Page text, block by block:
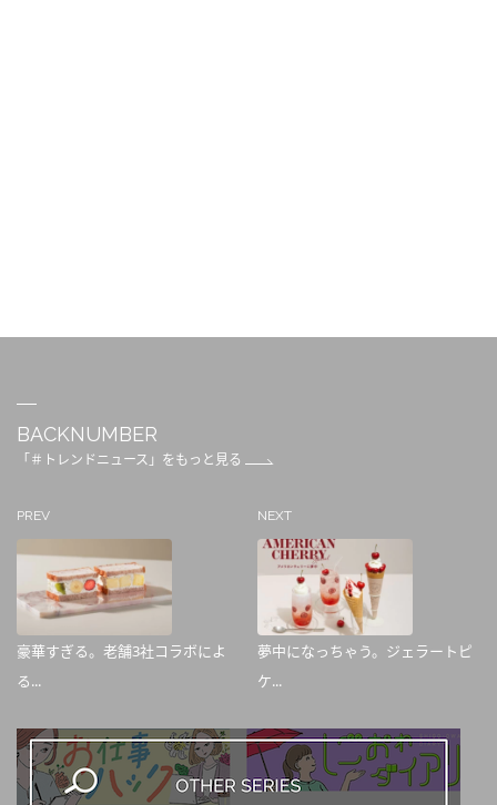
BACKNUMBER
「＃トレンドニュース」をもっと見る
PREV
豪華すぎる。老舗3社コラボによ
る...
NEXT
夢中になっちゃう。ジェラートピ
ケ...